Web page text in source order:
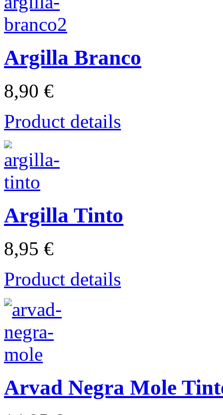
Argilla Branco
8,90 €
Product details
Argilla Tinto
8,95 €
Product details
Arvad Negra Mole